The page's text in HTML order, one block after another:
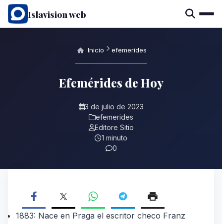
Islavision web
Inicio efemerides
Efemérides de Hoy
3 de julio de 2023
efemerides
Editore Sitio
1 minuto
0
1883: Nace en Praga el escritor checo Franz